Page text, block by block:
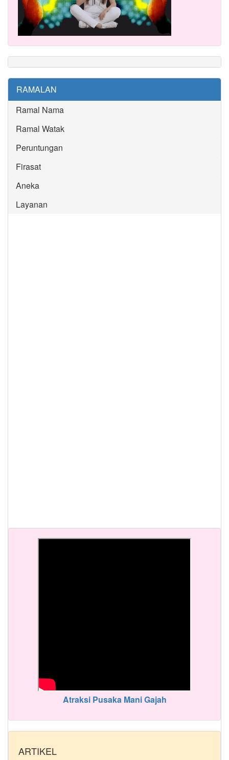
RAMALAN
Ramal Nama
Ramal Watak
Peruntungan
Firasat
Aneka
Layanan
Atraksi Pusaka Mani Gajah
ARTIKEL